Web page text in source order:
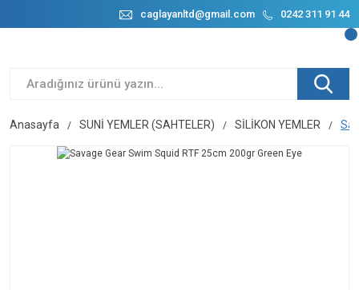
caglayanltd@gmail.com 0242 311 91 44
Anasayfa SUNİ YEMLER (SAHTELER) SİLİKON YEMLER